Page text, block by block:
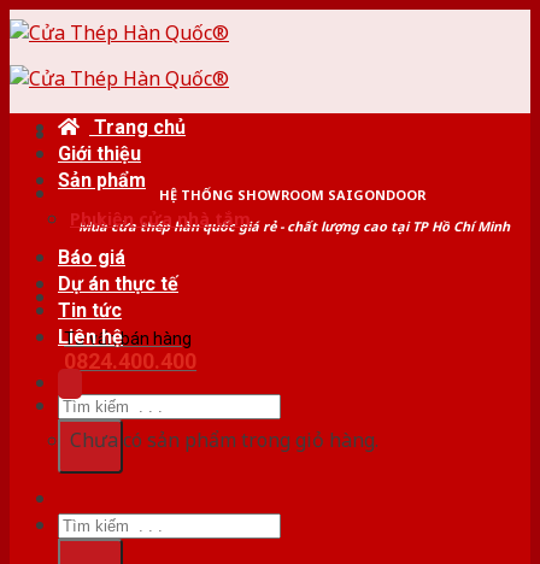
Skip
content
HỆ THỐNG SHOWROOM SAIGONDOOR
Mua cửa thép hàn quốc giá rẻ - chất lượng cao tại TP Hồ Chí Minh
Tư vấn bán hàng
0824.400.400
Tìm
kiếm:
Trang chủ
Giới thiệu
Sản phẩm
Phụ kiện cửa nhà tắm
Báo giá
Dự án thực tế
Tin tức
Liên hệ
Chưa có sản phẩm trong giỏ hàng.
Tìm
kiếm: